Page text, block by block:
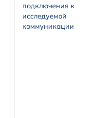
подключения к
исследуемой
коммуникации